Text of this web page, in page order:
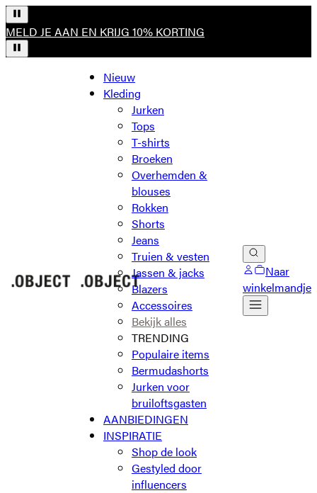
MELD JE AAN EN KRIJG 10% KORTING
Nieuw
Kleding
Jurken
Tops
T-shirts
Broeken
Overhemden &
blouses
Rokken
Shorts
Jeans
Truien & vesten
Jassen & jacks
Blazers
Accessoires
Bekijk alles
TRENDING
Populaire items
Bermudashorts
Jurken voor
bruiloftsgasten
AANBIEDINGEN
INSPIRATIE
Shop de look
Gestyled door
influencers
Naar
winkelmandje